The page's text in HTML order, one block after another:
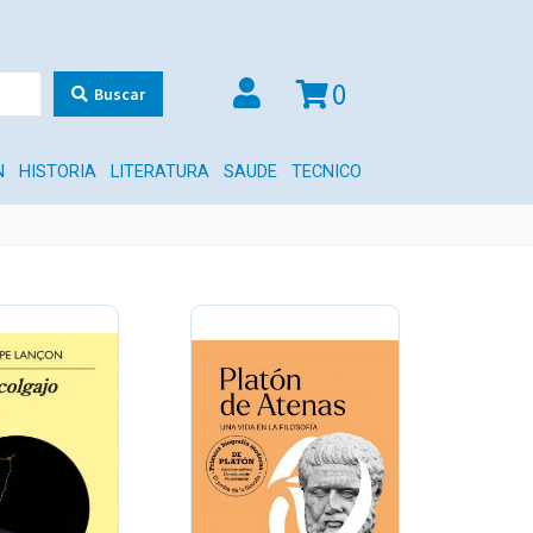
Buscar 0
HISTORIA LITERATURA SAUDE TECNICO